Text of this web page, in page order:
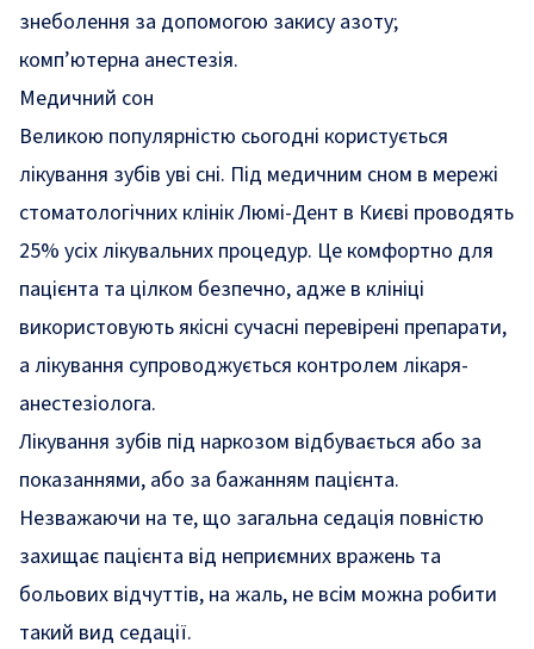
знеболення за допомогою закису азоту;
комп’ютерна анестезія.
Медичний сон
Великою популярністю сьогодні користується
лікування зубів уві сні. Під медичним сном в мережі
стоматологічних клінік Люмі-Дент в Києві проводять
25% усіх лікувальних процедур. Це комфортно для
пацієнта та цілком безпечно, адже в клініці
використовують якісні сучасні перевірені препарати,
а лікування супроводжується контролем лікаря-
анестезіолога.
Лікування зубів під наркозом відбувається або за
показаннями, або за бажанням пацієнта.
Незважаючи на те, що загальна седація повністю
захищає пацієнта від неприємних вражень та
больових відчуттів, на жаль, не всім можна робити
такий вид седації.